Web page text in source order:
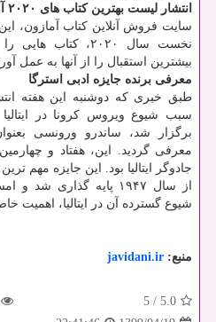
انتشار لیست بهترین کتاب های ۲۰۲۰ آمازون
نخست سال ۲۰۲۰،
بیشترین استقبال را از آنها به عمل
معرفی برنده جایزه ادبی استرگا
طبق خبری که دوشنبه این هفته
سبب شیوع ویروس کرونا در
معرفی گردید. این، هفتاد و
جادوگر ایتالیا بود. این جایزه مهم
از سال ۱۹۴۷ پایه گذاری
شیوع گسترده آن در ایتالیا، اهمیت
منبع: javidani.ir
5.0
/
5